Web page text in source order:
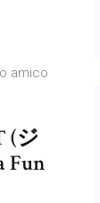
amico
(ジ
Fun